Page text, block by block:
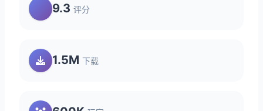
9.3 评分
1.5M 下载